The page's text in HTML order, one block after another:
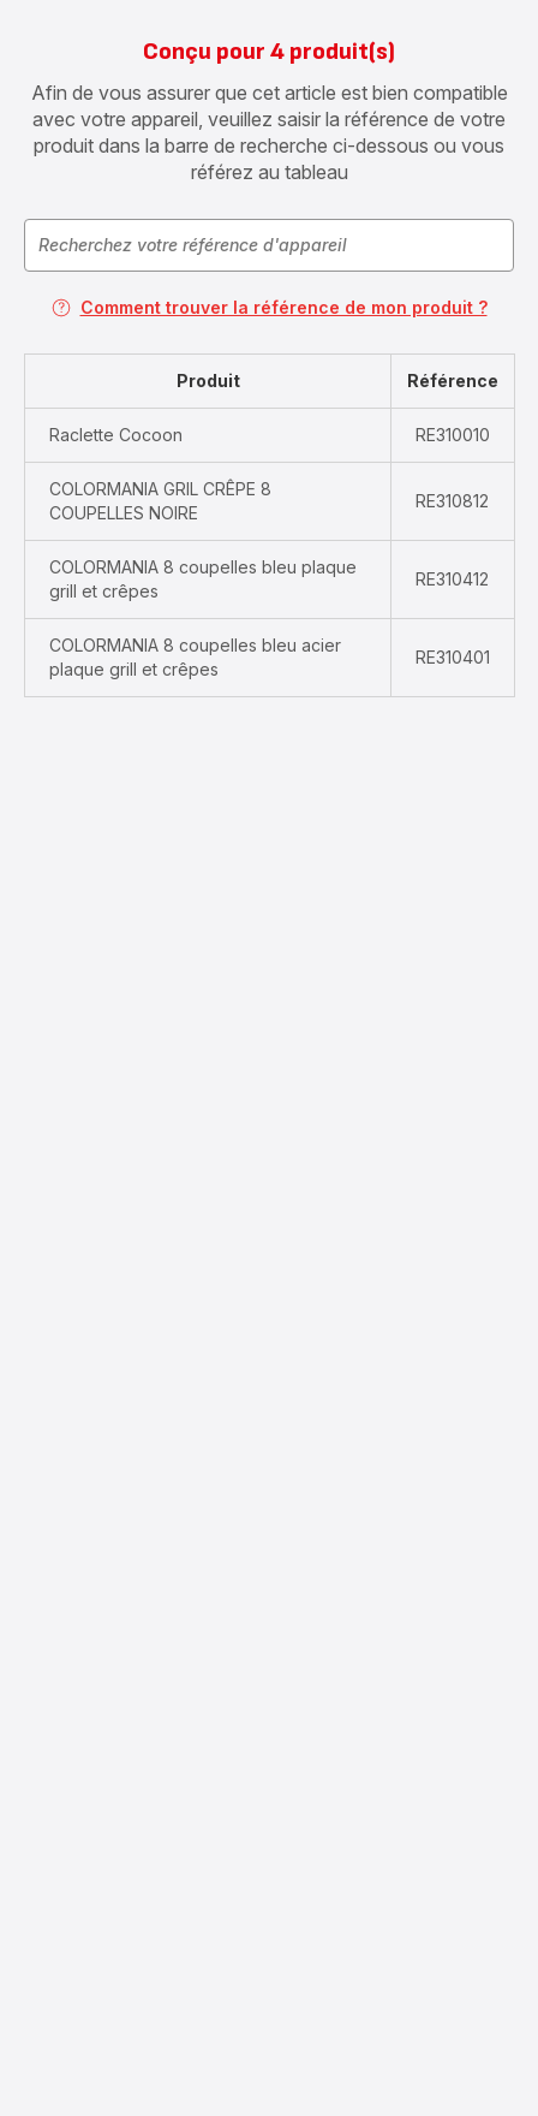
Conçu pour 4 produit(s)
Afin de vous assurer que cet article est bien compatible
avec votre appareil, veuillez saisir la référence de votre
produit dans la barre de recherche ci-dessous ou vous
référez au tableau
Comment trouver la référence de mon produit ?
Produit Référence
Raclette Cocoon RE310010
COLORMANIA GRIL CRÊPE 8
COUPELLES NOIRE
RE310812
COLORMANIA 8 coupelles bleu plaque
grill et crêpes
RE310412
COLORMANIA 8 coupelles bleu acier
plaque grill et crêpes
RE310401